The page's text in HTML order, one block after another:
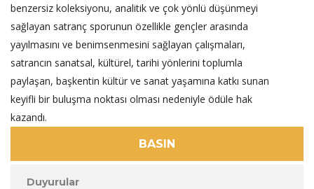
benzersiz koleksiyonu, analitik ve çok yönlü düşünmeyi
sağlayan satranç sporunun özellikle gençler arasında
yayılmasını ve benimsenmesini sağlayan çalışmaları,
satrancın sanatsal, kültürel, tarihi yönlerini toplumla
paylaşan, başkentin kültür ve sanat yaşamına katkı sunan
keyifli bir buluşma noktası olması nedeniyle ödüle hak
kazandı.
BASIN
Duyurular